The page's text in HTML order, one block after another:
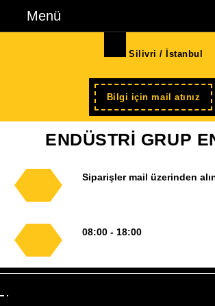
Menü
Silivri / İstanbul
Bilgi için mail atınız
ENDÜSTRİ GRUP
Siparişler mail üzerinden
08:00 - 18:00